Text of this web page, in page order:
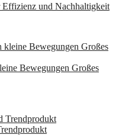
und Nachhaltigkeit
Bewegungen Großes